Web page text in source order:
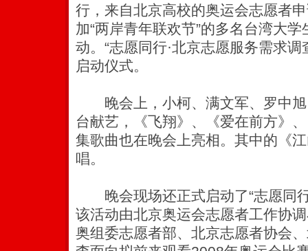
行，来自北京高校的奥运会志愿者
加“两岸青年联欢节”的多名台湾大
动。 “志愿同行·北京志愿服务需求
启动仪式。
晚会上，小柯、满文军、罗中旭
台献艺，《飞翔》、《爱在前方》
集歌曲也在晚会上亮相。其中的《
唱。
晚会现场还正式启动了“志愿同行
该活动由北京奥运会志愿者工作协
奥组委志愿者部、北京志愿者协会